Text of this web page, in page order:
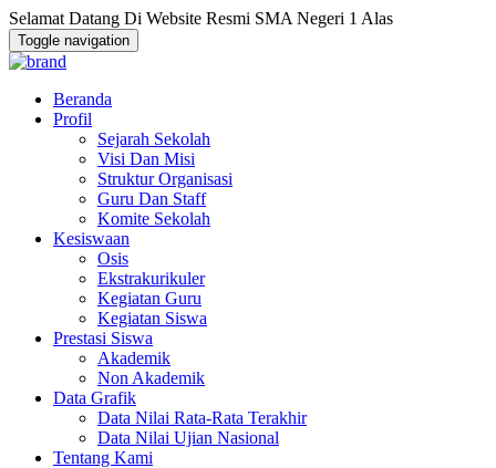
Selamat Datang Di Website Resmi SMA Negeri 1 Alas
Toggle navigation
Beranda
Profil
Sejarah Sekolah
Visi Dan Misi
Struktur Organisasi
Guru Dan Staff
Komite Sekolah
Kesiswaan
Osis
Ekstrakurikuler
Kegiatan Guru
Kegiatan Siswa
Prestasi Siswa
Akademik
Non Akademik
Data Grafik
Data Nilai Rata-Rata Terakhir
Data Nilai Ujian Nasional
Tentang Kami